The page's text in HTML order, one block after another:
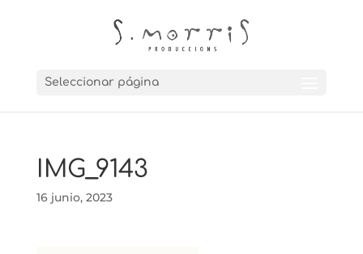
Seleccionar página
IMG_9143
16 junio, 2023